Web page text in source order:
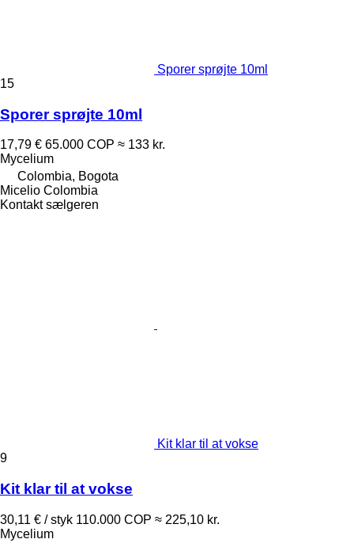
Sporer sprøjte 10ml
15
Sporer sprøjte 10ml
17,79 € 65.000 COP ≈ 133 kr.
Mycelium
Colombia, Bogota
Micelio Colombia
Kontakt sælgeren
Kit klar til at vokse
9
Kit klar til at vokse
30,11 € / styk 110.000 COP ≈ 225,10 kr.
Mycelium